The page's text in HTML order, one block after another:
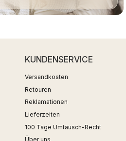
KUNDENSERVICE
Versandkosten
Retouren
Reklamationen
Lieferzeiten
100 Tage Umtausch-Recht
Über uns